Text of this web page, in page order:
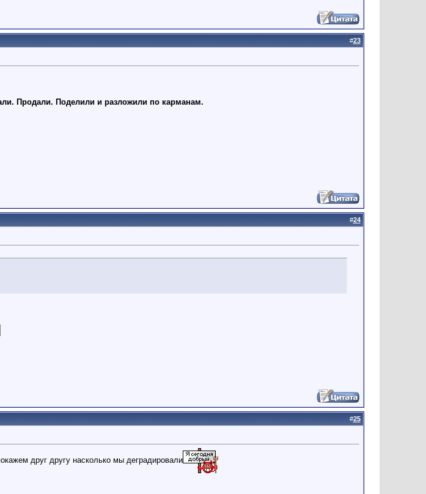
#23
Продали. Поделили и разложили по карманам.
#24
#25
друг другу насколько мы деградировали